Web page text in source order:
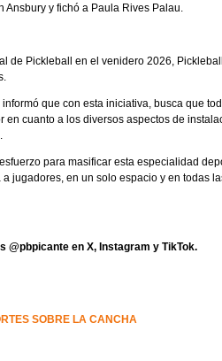
Ansbury y fichó a Paula Rives Palau.
de Pickleball en el venidero 2026,
que con esta iniciativa, busca que
en cuanto a los diversos aspectos de
para masificar esta especialidad
jugadores, en un solo espacio y en todas
en X, Instagram y TikTok.
SOBRE LA CANCHA